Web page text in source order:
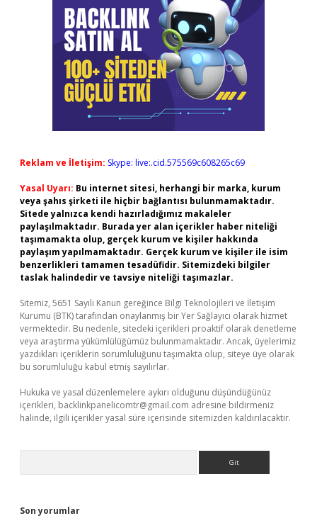
Reklam ve İletişim: Skype: live:.cid.575569c608265c69
Yasal Uyarı: Bu internet sitesi, herhangi bir marka, kurum
veya şahıs şirketi ile hiçbir bağlantısı bulunmamaktadır.
Sitede yalnızca kendi hazırladığımız makaleler
paylaşılmaktadır. Burada yer alan içerikler haber niteliği
taşımamakta olup, gerçek kurum ve kişiler hakkında
paylaşım yapılmamaktadır. Gerçek kurum ve kişiler ile isim
benzerlikleri tamamen tesadüfidir. Sitemizdeki bilgiler
taslak halindedir ve tavsiye niteliği taşımazlar.
Sitemiz, 5651 Sayılı Kanun gereğince Bilgi Teknolojileri ve İletişim
Kurumu (BTK) tarafından onaylanmış bir Yer Sağlayıcı olarak hizmet
vermektedir. Bu nedenle, sitedeki içerikleri proaktif olarak denetleme
veya araştırma yükümlülüğümüz bulunmamaktadır. Ancak, üyelerimiz
yazdıkları içeriklerin sorumluluğunu taşımakta olup, siteye üye olarak
bu sorumluluğu kabul etmiş sayılırlar.
Hukuka ve yasal düzenlemelere aykırı olduğunu düşündüğünüz
içerikleri, backlinkpanelicomtr@gmail.com adresine bildirmeniz
halinde, ilgili içerikler yasal süre içerisinde sitemizden kaldırılacaktır.
Son yorumlar